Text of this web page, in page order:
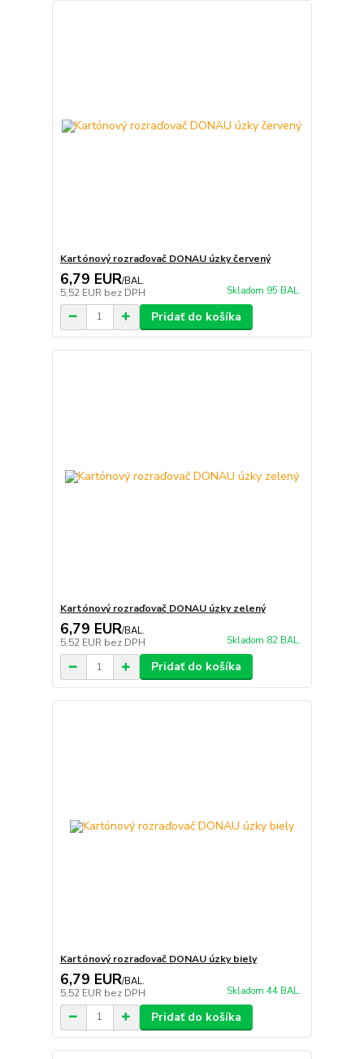
Kartónový rozraďovač DONAU úzky červený
6,79 EUR/BAL.
5,52 EUR bez DPH Skladom 95 BAL.
Pridať do košíka
Kartónový rozraďovač DONAU úzky zelený
6,79 EUR/BAL.
5,52 EUR bez DPH Skladom 82 BAL.
Pridať do košíka
Kartónový rozraďovač DONAU úzky biely
6,79 EUR/BAL.
5,52 EUR bez DPH Skladom 44 BAL.
Pridať do košíka